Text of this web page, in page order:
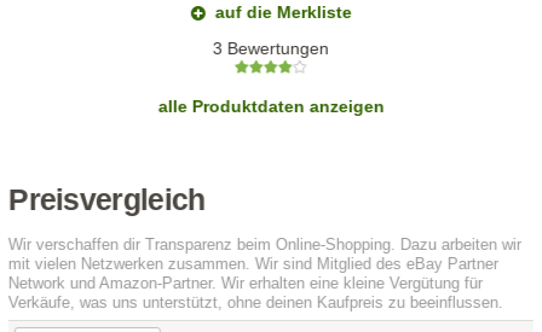
auf die Merkliste
3 Bewertungen
alle Produktdaten anzeigen
Preisvergleich
Wir verschaffen dir Transparenz beim Online-Shopping. Dazu arbeiten wir
mit vielen Netzwerken zusammen. Wir sind Mitglied des eBay Partner
Network und Amazon-Partner. Wir erhalten eine kleine Vergütung für
Verkäufe, was uns unterstützt, ohne deinen Kaufpreis zu beeinflussen.